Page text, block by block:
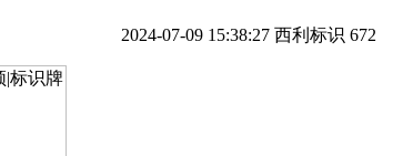
2024-07-09 15:38:27 西利标识 672